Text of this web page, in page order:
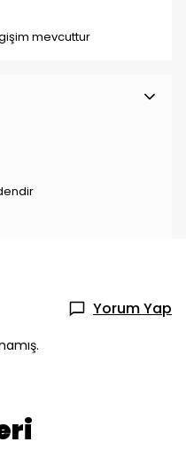
mevcuttur
Yorum Yap